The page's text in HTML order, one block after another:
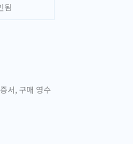
됨
서, 구매 영수